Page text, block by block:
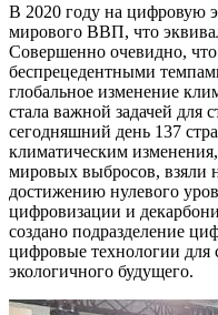
В 2020 году на цифровую
мирового ВВП, что
Совершенно очевидно,
беспрецедентными
глобальное изменение
стала важной задачей для
сегодняшний день 137
климатическим
мировых выбросов, взяли
достижению нулевого
цифровизации и
создано подразделение
цифровые технологии для
экологичного будущего.